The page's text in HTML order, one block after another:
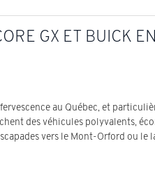
GX ET BUICK
au Québec, et
des véhicules polyvalents,
vers le Mont-Orford ou le